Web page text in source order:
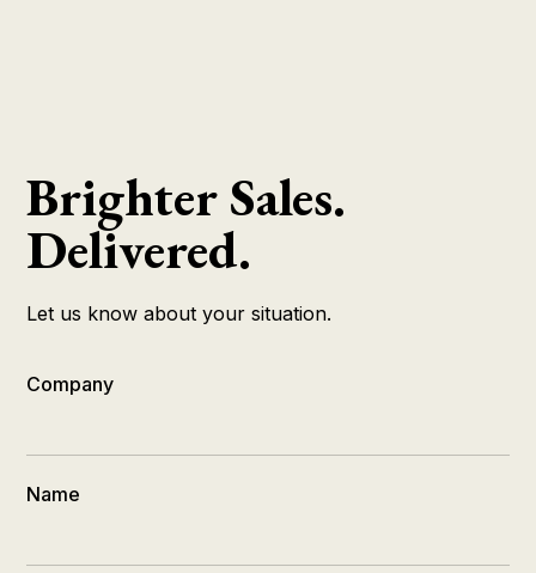
Brighter Sales.
Delivered.
Let us know about your situation.
Company
Name